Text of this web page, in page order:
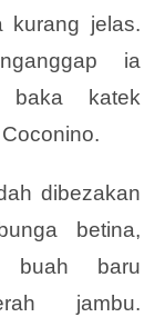
kurang jelas.
ia
baka katek
dibezakan
betina,
buah baru
jambu.